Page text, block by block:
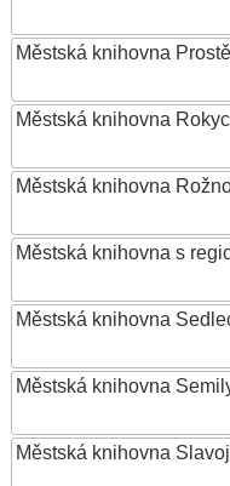
Městská knihovna
Městská knihovna
Městská knihovna
Městská knihovna s
Městská knihovna
Městská knihovna
Městská knihovna